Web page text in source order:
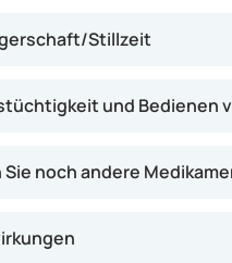
Stillzeit
und Bedienen
Sie noch andere